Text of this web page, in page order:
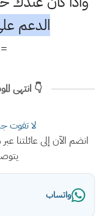
الدعم
👇 انتهى
لا تفوت
انضم الآن إلى عائلتنا
واتساب